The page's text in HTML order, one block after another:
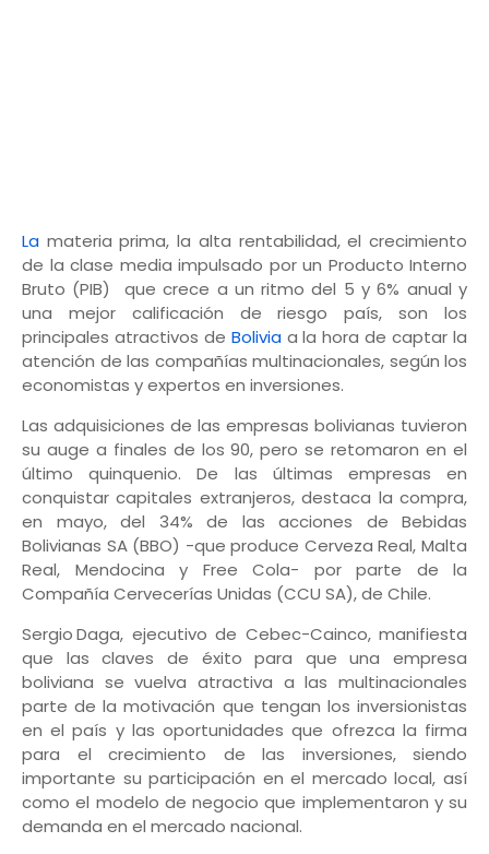
La materia prima, la alta rentabilidad, el crecimiento
de la clase media impulsado por un Producto Interno
Bruto (PIB) que crece a un ritmo del 5 y 6% anual y
una mejor calificación de riesgo país, son los
principales atractivos de Boliviaa la hora de captar la
atención de las compañías multinacionales, según los
economistas y expertos en inversiones.
Las adquisiciones de las empresas bolivianas tuvieron
su auge a finales de los 90, pero se retomaron en el
último quinquenio. De las últimas empresas en
conquistar capitales extranjeros, destaca la compra,
en mayo, del 34% de las acciones de Bebidas
Bolivianas SA (BBO) -que produce Cerveza Real, Malta
Real, Mendocina y Free Cola- por parte de la
Compañía Cervecerías Unidas (CCU SA), de Chile.
Sergio Daga, ejecutivo de Cebec-Cainco, manifiesta
que las claves de éxito para que una empresa
boliviana se vuelva atractiva a las multinacionales
parte de la motivación que tengan los inversionistas
en el país y las oportunidades que ofrezca la firma
para el crecimiento de las inversiones, siendo
importante su participación en el mercado local, así
como el modelo de negocio que implementaron y su
demanda en el mercado nacional.